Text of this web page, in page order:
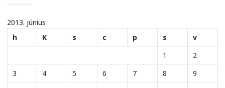
2013. június
h
K s c p s
v
1
2
3
4 5 6 7 8
9